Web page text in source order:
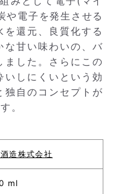
や電子を発生させる
還元、良質化する
な甘い味わいの、バ
ました。さらにこの
しにくいという効
自のコンセプトが
。
酒造株式会社
ml